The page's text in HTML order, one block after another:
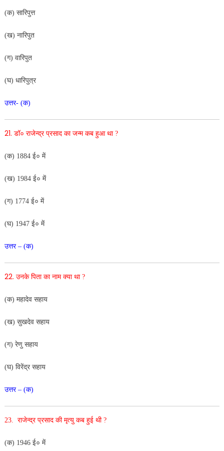
(क) सारिपुत्त
(ख) नारिपुत
(ग) वारिपुत
(घ) धारिपुत्र
उत्तर- (क)
21. डॉ० राजेन्द्र प्रसाद का जन्म कब हुआ था ?
(क) 1884 ई० में
(ख) 1984 ई० में
(ग) 1774 ई० में
(घ) 1947 ई० में
उत्तर – (क)
22. उनके पिता का नाम क्या था ?
(क) महादेव सहाय
(ख) सुखदेव सहाय
(ग) रेणु सहाय
(घ) विरेंद्र सहाय
उत्तर – (क)
23. राजेन्द्र प्रसाद की मृत्यु कब हुई थी ?
(क) 1946 ई० में